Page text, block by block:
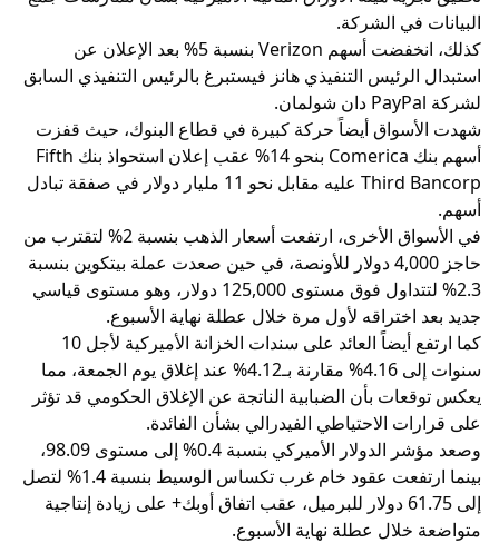
البيانات في الشركة.
كذلك، انخفضت أسهم Verizon بنسبة 5% بعد الإعلان عن
استبدال الرئيس التنفيذي هانز فيستبرغ بالرئيس التنفيذي السابق
لشركة PayPal دان شولمان.
شهدت الأسواق أيضاً حركة كبيرة في قطاع البنوك، حيث قفزت
أسهم بنك Comerica بنحو 14% عقب إعلان استحواذ بنك Fifth
Third Bancorp عليه مقابل نحو 11 مليار دولار في صفقة تبادل
أسهم.
في الأسواق الأخرى، ارتفعت أسعار الذهب بنسبة 2% لتقترب من
حاجز 4,000 دولار للأونصة، في حين صعدت عملة بيتكوين بنسبة
2.3% لتتداول فوق مستوى 125,000 دولار، وهو مستوى قياسي
جديد بعد اختراقه لأول مرة خلال عطلة نهاية الأسبوع.
كما ارتفع أيضاً العائد على سندات الخزانة الأميركية لأجل 10
سنوات إلى 4.16% مقارنة بـ4.12% عند إغلاق يوم الجمعة، مما
يعكس توقعات بأن الضبابية الناتجة عن الإغلاق الحكومي قد تؤثر
على قرارات الاحتياطي الفيدرالي بشأن الفائدة.
وصعد مؤشر الدولار الأميركي بنسبة 0.4% إلى مستوى 98.09،
بينما ارتفعت عقود خام غرب تكساس الوسيط بنسبة 1.4% لتصل
إلى 61.75 دولار للبرميل، عقب اتفاق أوبك+ على زيادة إنتاجية
متواضعة خلال عطلة نهاية الأسبوع.